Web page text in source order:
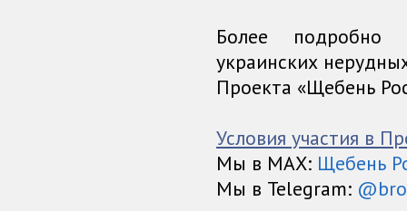
Более подробно
украинских
Проекта «Щебень
Условия участия в
Мы в МАХ: Щебень
Мы в Telegram: